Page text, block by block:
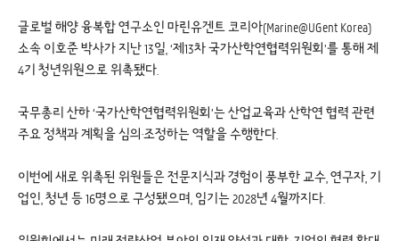
글로벌 해양 융복합 연구소인 마린유겐트 코리아(Marine@UGent Korea)
소속 이호준 박사가 지난 13일, ‘제13차 국가산학연협력위원회’를 통해 제
4기 청년위원으로 위촉됐다.
국무총리 산하 ‘국가산학연협력위원회’는 산업교육과 산학연 협력 관련
주요 정책과 계획을 심의·조정하는 역할을 수행한다.
이번에 새로 위촉된 위원들은 전문지식과 경험이 풍부한 교수, 연구자, 기
업인, 청년 등 16명으로 구성됐으며, 임기는 2028년 4월까지다.